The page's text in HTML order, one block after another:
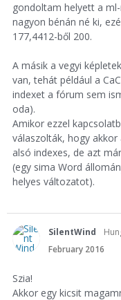
gondoltam helyett a
nagyon bénán né ki,
177,4412-ből 200.
A másik a vegyi
van, tehát például a
indexet a fórum sem
oda).
Amikor ezzel
válaszolták, hogy
alsó indexes, de azt
(egy sima Word
helyes változatot).
SilentWind
February 2016
Szia!
Akkor egy kicsit